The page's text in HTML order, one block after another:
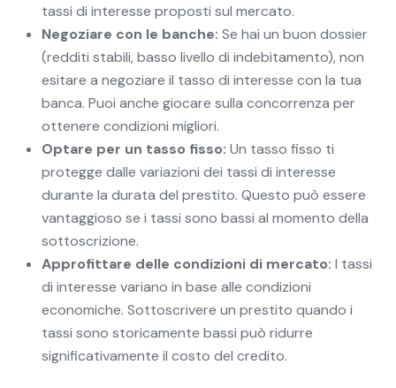
tassi di interesse proposti sul mercato.
Negoziare con le banche: Se hai un buon dossier
(redditi stabili, basso livello di indebitamento), non
esitare a negoziare il tasso di interesse con la tua
banca. Puoi anche giocare sulla concorrenza per
ottenere condizioni migliori.
Optare per un tasso fisso: Un tasso fisso ti
protegge dalle variazioni dei tassi di interesse
durante la durata del prestito. Questo può essere
vantaggioso se i tassi sono bassi al momento della
sottoscrizione.
Approfittare delle condizioni di mercato: I tassi
di interesse variano in base alle condizioni
economiche. Sottoscrivere un prestito quando i
tassi sono storicamente bassi può ridurre
significativamente il costo del credito.